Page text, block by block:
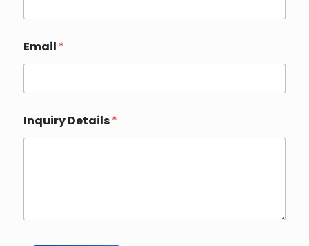
Email *
a
m
i
Inquiry Details*